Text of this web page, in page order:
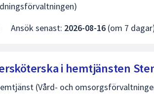
Ansök senast: 2026-08-16 (om 7
i hemtjänsten
(Vård- och